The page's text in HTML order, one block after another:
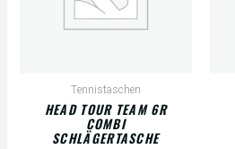
Tennistaschen
HEAD TOUR TEAM 6R
COMBI
SCHLÄGERTASCHE